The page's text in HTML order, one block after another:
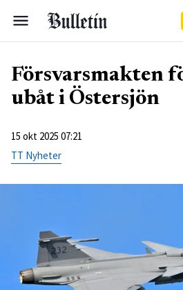
Försvarsmakten
ubåt i Östersjön
15 okt 2025 07:21
TT Nyheter